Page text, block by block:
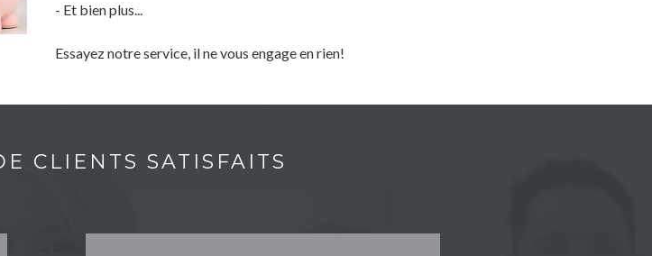
- Et bien plus...
Essayez notre service, il ne vous engage en rien!
CLIENTS SATISFAITS